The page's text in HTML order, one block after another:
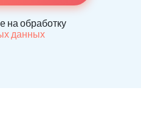
на обработку
данных